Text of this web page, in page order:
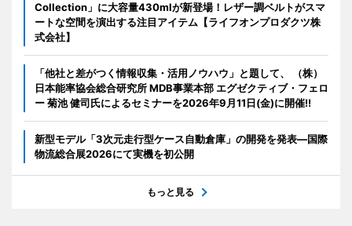
Collection」に大容量430mlが新登場！レザー調ベルトがスマ
ートな空間を演出する注目アイテム【ライフオンプロダクツ株
式会社】
「他社と差がつく情報収集・活用ノウハウ」と題して、 （株）
日本能率協会総合研究所 MDB事業本部 エグゼクティブ・フェロ
ー 菊池 健司氏によるセミナーを2026年9月11日(金)に開催!!
新型モデル「3次元走行型ケース自動倉庫」の開発を発表―国際
物流総合展2026にて実機を初公開
もっと見る